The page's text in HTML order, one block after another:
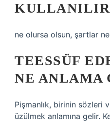
ne olursa olsun, şartlar
TEESSÜF
NE ANLAMA
Pişmanlık, birinin sözleri
üzülmek anlamına gelir.